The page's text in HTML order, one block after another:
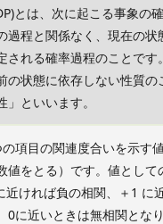
とは、次に起こる事象の
過程と関係なく、現在の状
される確率過程のことです
の状態に依存しない性質の
」といいます。
の項目の関連度合いを示す
値をとる）です。値として
近ければ負の相関、＋1 に
0に近いときは無相関とな